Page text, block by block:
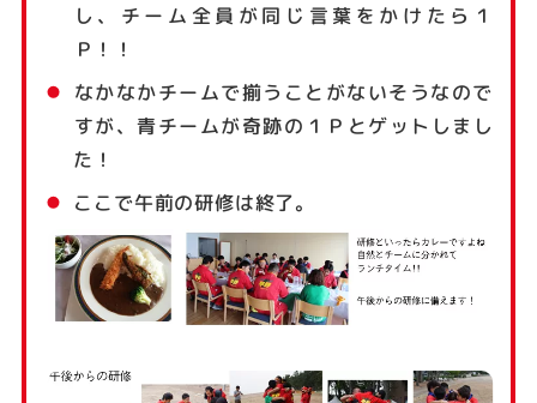
し、チーム全員が同じ言葉をかけたら１
Ｐ！！
なかなかチームで揃うことがないそうなので
すが、青チームが奇跡の１Ｐとゲットしまし
た！
ここで午前の研修は終了。